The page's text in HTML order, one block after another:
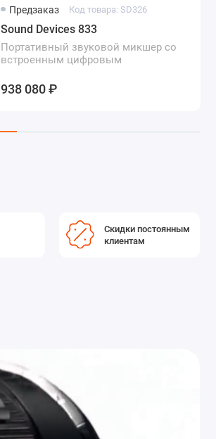
Предзаказ Код товара: SD326
Sound Devices 833
Портативный звуковой микшер со
встроенным цифровым
938 080 ₽
Скидки постоянным
клиентам